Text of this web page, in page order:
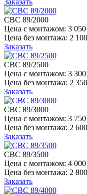
СВС 89/2000
Цена с монтажом: 3
Цена без монтажа: 2
Заказать
СВС 89/2500
Цена с монтажом: 3
Цена без монтажа: 2
Заказать
СВС 89/3000
Цена с монтажом: 3
Цена без монтажа: 2
Заказать
СВС 89/3500
Цена с монтажом: 4
Цена без монтажа: 2
Заказать